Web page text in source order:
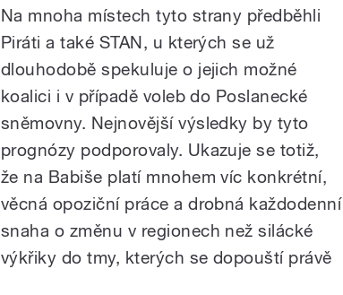
Na mnoha místech tyto strany předběhli
Piráti a také STAN, u kterých se už
dlouhodobě spekuluje o jejich možné
koalici i v případě voleb do Poslanecké
sněmovny. Nejnovější výsledky by tyto
prognózy podporovaly. Ukazuje se totiž,
že na Babiše platí mnohem víc konkrétní,
věcná opoziční práce a drobná každodenní
snaha o změnu v regionech než silácké
výkřiky do tmy, kterých se dopouští právě